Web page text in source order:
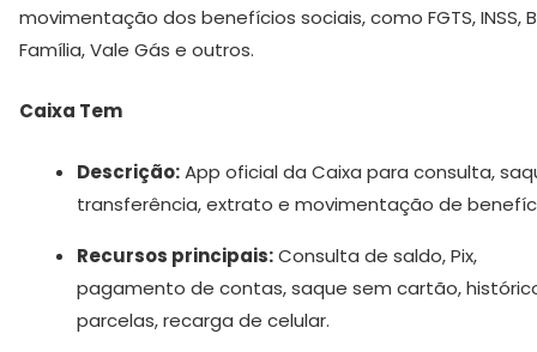
movimentação dos benefícios sociais, como FGTS, INSS,
Família, Vale Gás e outros.
Caixa Tem
Descrição:App oficial da Caixa para consulta,
transferência, extrato e movimentação de
Recursos principais:Consulta de saldo, Pix,
pagamento de contas, saque sem cartão,
parcelas, recarga de celular.